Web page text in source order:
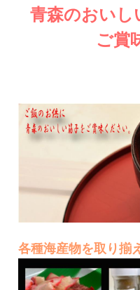
青森のおいし
ご賞
各種海産物を取り揃